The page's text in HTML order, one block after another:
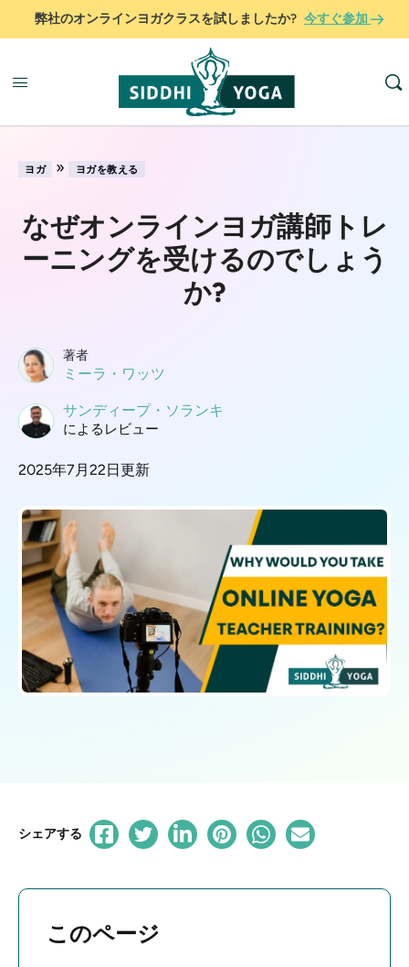
弊社のオンラインヨガクラスを試しましたか? 今すぐ参加
ヨガ » ヨガを教える
なぜオンラインヨガ講師トレ
ーニングを受けるのでしょう
か?
著者
ミーラ・ワッツ
サンディープ・ソランキ
によるレビュー
2025年7月22日更新
シェアする
このページ